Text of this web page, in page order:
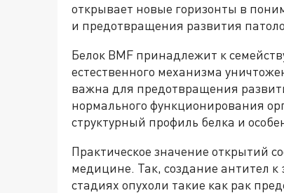
открывает новые горизонты в
и предотвращения развития
Белок BMF принадлежит к
естественного механизма
важна для предотвращения
нормального функционирования
структурный профиль белка и
Практическое значение открытий
медицине. Так, создание антител к
стадиях опухоли такие как рак